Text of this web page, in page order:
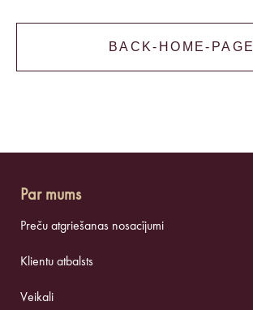
BACK-HOME-PAGE
Par mums
Preču atgriešanas nosacījumi
Klientu atbalsts
Veikali